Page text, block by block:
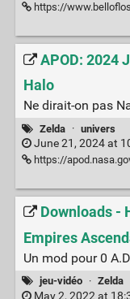
https://www.belloflostsouls.net/
APOD: 2024
Halo
Ne dirait-on pas
Zelda · univers
June 21, 2024 at
https://
Downloads -
Empires
Un mod pour 0
jeu-vidéo · Zelda
May 2, 2022 at